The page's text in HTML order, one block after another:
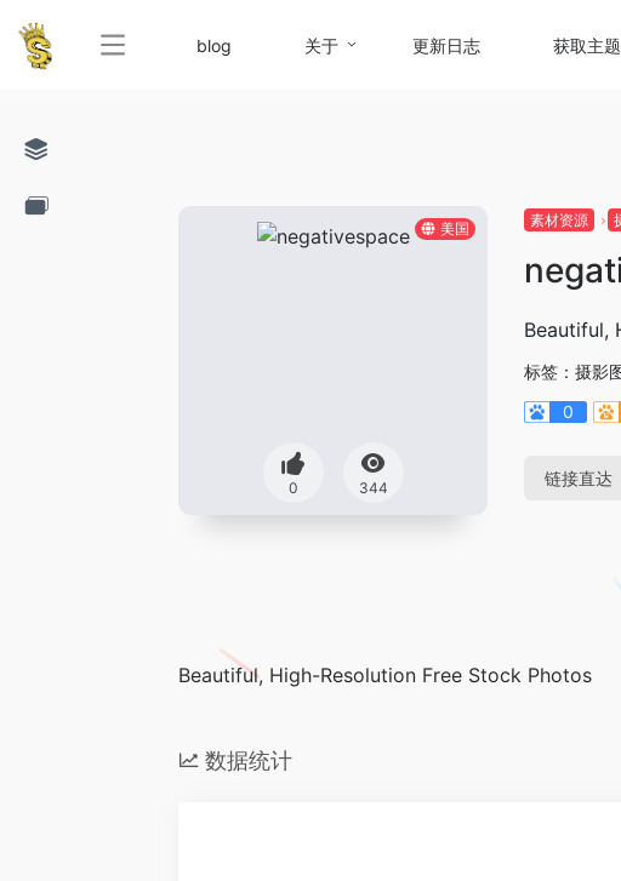
blog 关于 更新日志 获取主题
美国
0 344
素材资源
Beautiful,
标签： 摄影
0
链接直达
Beautiful, High-Resolution Free Stock Photos
数据统计